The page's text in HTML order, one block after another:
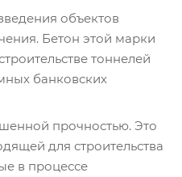
объектов
Бетон этой марки
тоннелей
банковских
прочностью. Это
для строительства
в процессе